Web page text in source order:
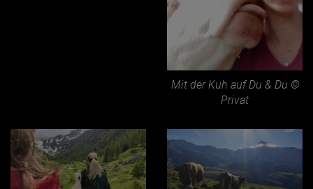
Mit der Kuh auf Du & Du ©
Privat